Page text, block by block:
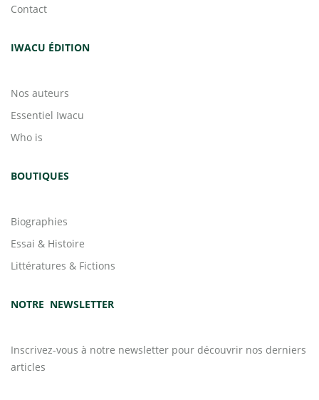
Contact
IWACU ÉDITION
Nos auteurs
Essentiel Iwacu
Who is
BOUTIQUES
Biographies
Essai & Histoire
Littératures & Fictions
NOTRE NEWSLETTER
Inscrivez-vous à notre newsletter pour découvrir nos derniers
articles